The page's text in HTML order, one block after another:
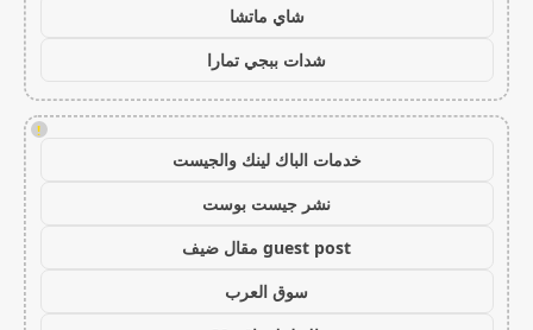
شاي ماتشا
شدات ببجي تمارا
!
خدمات الباك لينك والجيست
نشر جيست بوست
guest post مقال ضيف
سوق العرب